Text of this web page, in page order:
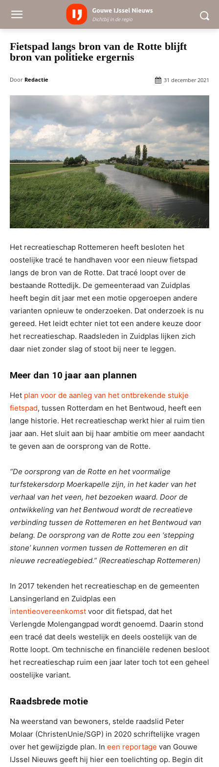
Fietspad langs bron van de Rotte blijft
bron van politieke ergernis
Door Redactie 31 december 2021
Het recreatieschap Rottemeren heeft besloten het
oostelijke tracé te handhaven voor een nieuw fietspad
langs de bron van de Rotte. Dat tracé loopt over de
bestaande Rottedijk. De gemeenteraad van Zuidplas
heeft begin dit jaar met een motie opgeroepen andere
varianten opnieuw te onderzoeken. Dat onderzoek is nu
gereed. Het leidt echter niet tot een andere keuze door
het recreatieschap. Raadsleden in Zuidplas lijken zich
daar niet zonder slag of stoot bij neer te leggen.
Meer dan 10 jaar aan plannen
Het plan voor de aanleg van het ontbrekende stukje
fietspad, tussen Rotterdam en het Bentwoud, heeft een
lange historie. Het recreatieschap werkt hier al ruim tien
jaar aan. Het sluit aan bij haar ambitie om meer aandacht
te geven aan de oorsprong van de Rotte.
“De oorsprong van de Rotte en het voormalige
turfstekersdorp Moerkapelle zijn, in het kader van het
verhaal van het veen, het bezoeken waard. Door de
ontwikkeling van het Bentwoud wordt de recreatieve
verbinding tussen de Rottemeren en het Bentwoud van
belang. De oorsprong van de Rotte zou een ‘stepping
stone’ kunnen vormen tussen de Rottemeren en dit
nieuwe recreatiegebied.” (Recreatieschap Rottemeren)
In 2017 tekenden het recreatieschap en de gemeenten
Lansingerland en Zuidplas een
intentieovereenkomst voor dit fietspad, dat het
Verlengde Molengangpad wordt genoemd. Daarin stond
een tracé dat deels westelijk en deels oostelijk van de
Rotte loopt. Om technische en financiële redenen besloot
het recreatieschap ruim een jaar later toch tot een geheel
oostelijke variant.
Raadsbrede motie
Na weerstand van bewoners, stelde raadslid Peter
Molaar (ChristenUnie/SGP) in 2020 schriftelijke vragen
over het gewijzigde plan. In een reportage van Gouwe
IJssel Nieuws geeft hij hier een toelichting op. Begin dit